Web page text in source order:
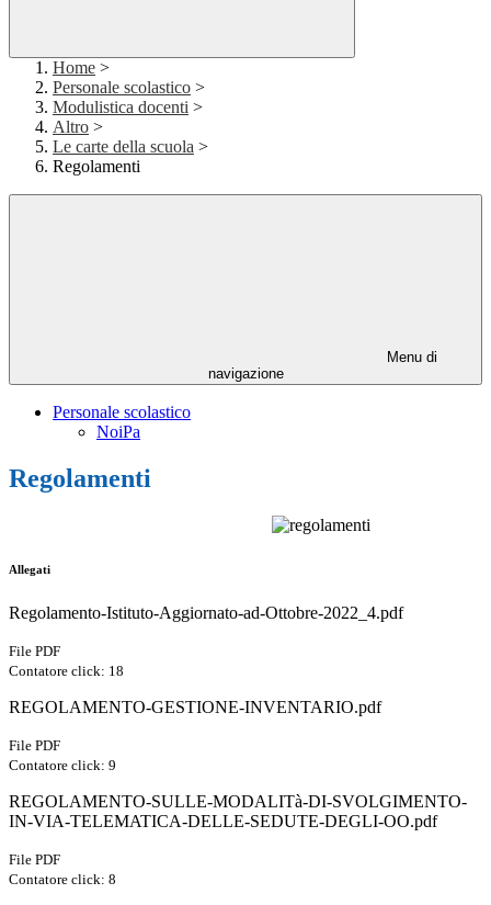
Home >
Personale scolastico >
Modulistica docenti >
Altro >
Le carte della scuola >
Regolamenti
Menu di
navigazione
Personale scolastico
NoiPa
Regolamenti
Allegati
Regolamento-Istituto-Aggiornato-ad-Ottobre-2022_4.pdf
File PDF
Contatore click: 18
REGOLAMENTO-GESTIONE-INVENTARIO.pdf
File PDF
Contatore click: 9
REGOLAMENTO-SULLE-MODALITà-DI-SVOLGIMENTO-
IN-VIA-TELEMATICA-DELLE-SEDUTE-DEGLI-OO.pdf
File PDF
Contatore click: 8